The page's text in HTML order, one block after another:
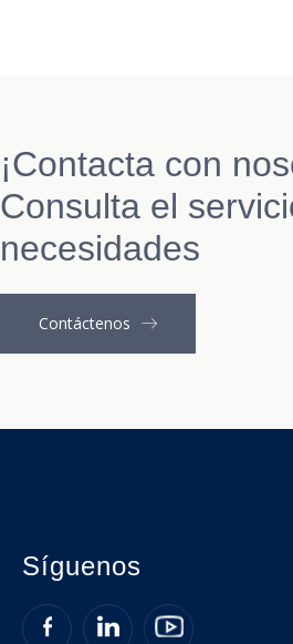
¡Contacta con
Consulta el
necesidades
Contáctenos
Síguenos